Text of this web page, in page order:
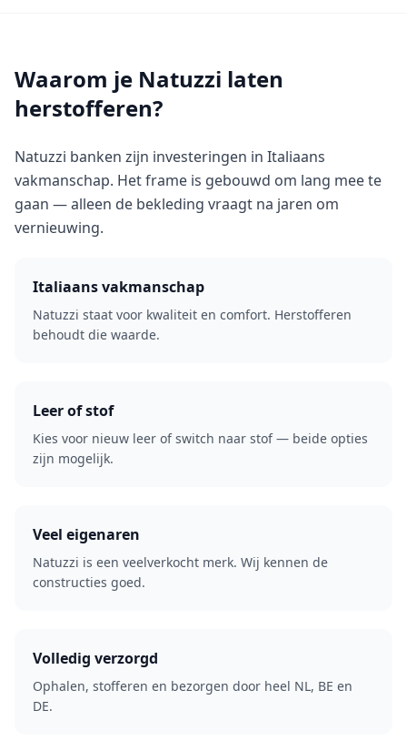
Waarom je Natuzzi laten
herstofferen?
Natuzzi banken zijn investeringen in Italiaans
vakmanschap. Het frame is gebouwd om lang mee te
gaan — alleen de bekleding vraagt na jaren om
vernieuwing.
Italiaans vakmanschap
Natuzzi staat voor kwaliteit en comfort. Herstofferen
behoudt die waarde.
Leer of stof
Kies voor nieuw leer of switch naar stof — beide opties
zijn mogelijk.
Veel eigenaren
Natuzzi is een veelverkocht merk. Wij kennen de
constructies goed.
Volledig verzorgd
Ophalen, stofferen en bezorgen door heel NL, BE en
DE.